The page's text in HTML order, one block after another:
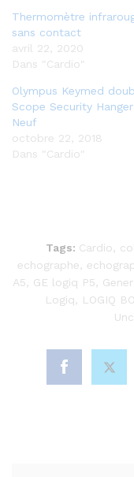
Thermomètre
sans contact
avril 22, 2020
Dans "Cardio"
Olympus Keymed
Scope Security
Neuf
octobre 22, 2018
Dans "Cardio"
Tags: Cardio
echographe
A5
GE logiq P5
Logiq
LOGIQ